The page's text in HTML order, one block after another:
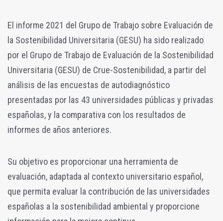
El informe 2021 del Grupo de Trabajo sobre Evaluación de
la Sostenibilidad Universitaria (GESU) ha sido realizado
por el Grupo de Trabajo de Evaluación de la Sostenibilidad
Universitaria (GESU) de Crue-Sostenibilidad, a partir del
análisis de las encuestas de autodiagnóstico
presentadas por las 43 universidades públicas y privadas
españolas, y la comparativa con los resultados de
informes de años anteriores.
Su objetivo es proporcionar una herramienta de
evaluación, adaptada al contexto universitario español,
que permita evaluar la contribución de las universidades
españolas a la sostenibilidad ambiental y proporcione